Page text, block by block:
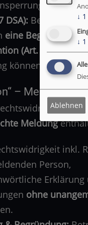
DSA): Bei
eine Begründung
(Art. 23 DSA):
können zu
– Meldungen
Meldung
inkl.
Person,
Erklärung
ohne
↓ 1
↓ 1
Ablehnen